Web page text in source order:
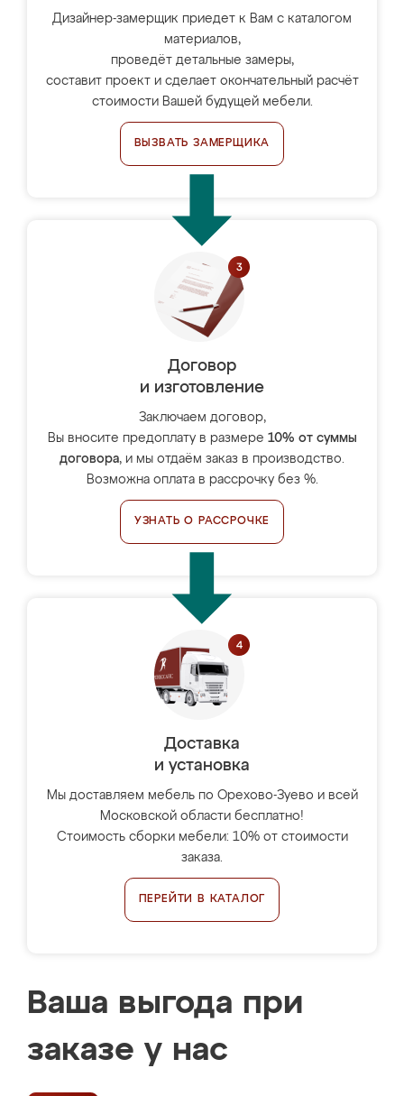
Дизайнер-замерщик приедет к Вам с каталогом
материалов,
проведёт детальные замеры,
составит проект и сделает окончательный расчёт
стоимости Вашей будущей мебели.
ВЫЗВАТЬ ЗАМЕРЩИКА
Договор
и изготовление
Заключаем договор,
Вы вносите предоплату в размере 10% от суммы
договора, и мы отдаём заказ в производство.
Возможна оплата в рассрочку без %.
УЗНАТЬ О РАССРОЧКЕ
Доставка
и установка
Мы доставляем мебель по Орехово-Зуево и всей
Московской области бесплатно!
Стоимость сборки мебели: 10% от стоимости
заказа.
ПЕРЕЙТИ В КАТАЛОГ
Ваша выгода при
заказе у нас